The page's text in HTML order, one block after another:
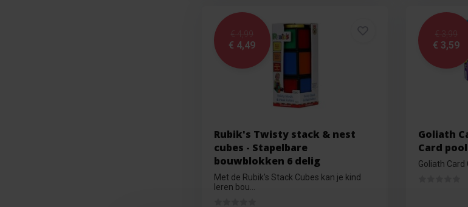
€ 4,99
€ 4,49
Rubik's Twisty stack & nest
cubes - Stapelbare
bouwblokken 6 delig
Met de Rubik's Stack Cubes kan je kind
leren bou...
€ 3,99
€ 3,59
Goliath
Card
Goliath Card